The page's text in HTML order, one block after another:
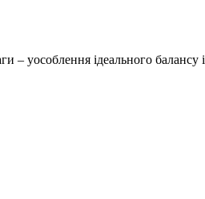
– уособлення ідеального балансу